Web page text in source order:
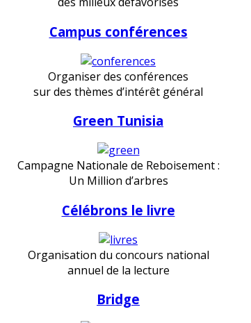
Campus conférences
Organiser des conférences
sur des thèmes d’intérêt général
Green Tunisia
Campagne Nationale de Reboisement :
Un Million d’arbres
Célébrons le livre
Organisation du concours national
annuel de la lecture
Bridge